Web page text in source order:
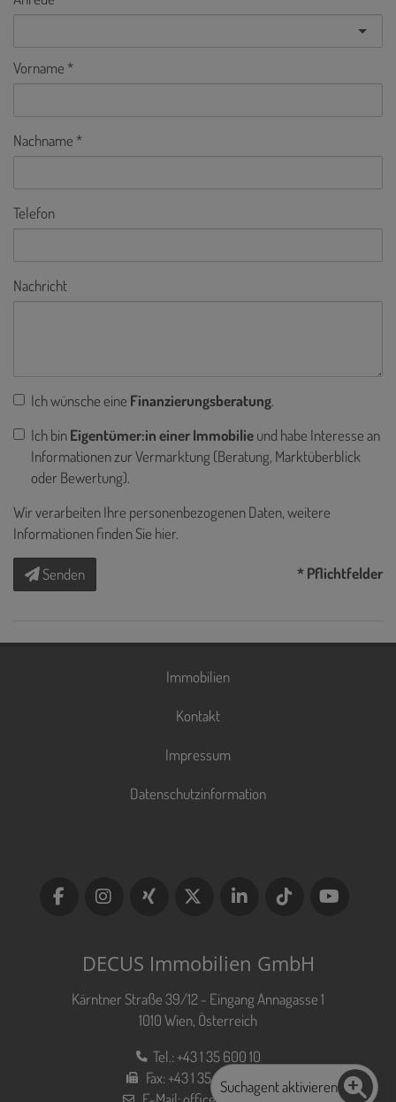
Vorname
Nachname
Telefon
Nachricht
Ich wünsche eine Finanzierungsberatung.
Ich binEigentümer:in einer Immobilieund habe Interesse an
Informationen zur Vermarktung (Beratung, Marktüberblick
oder Bewertung).
Wir verarbeiten Ihre personenbezogenen Daten, weitere
Informationen finden Sie hier.
Senden * Pflichtfelder
Immobilien
Kontakt
Impressum
Datenschutzinformation
DECUS Immobilien GmbH
Kärntner Straße 39/12 - Eingang Annagasse 1
1010 Wien, Österreich
Tel.:+43 1 35 600 10
Fax:+43 1 35 600 10 80Suchagent aktivieren